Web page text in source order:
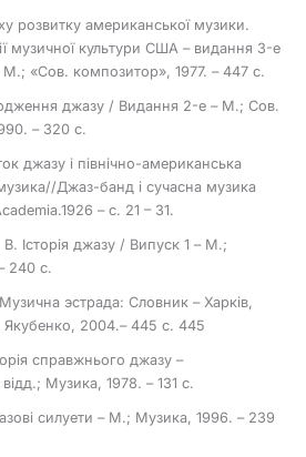
розвитку американської музики.
музичної культури США – видання 3-е
М.; «Сов. композитор», 1977. – 447 с.
джазу / Видання 2-е – М.; Сов.
– 320 с.
джазу і північно-американська
Джаз-банд і сучасна музика
– с. 21 – 31.
Історія джазу / Випуск 1 – М.;
240 с.
эстрада: Словник – Харків,
Якубенко, 2004.– 445 с. 445
справжнього джазу –
Музика, 1978. – 131 с.
силуети – М.; Музика, 1996. – 239